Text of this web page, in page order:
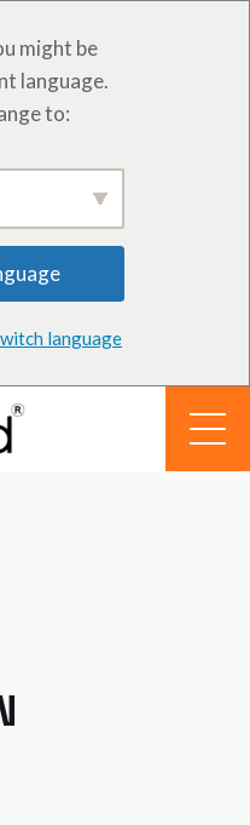
might be
language.
to:
language